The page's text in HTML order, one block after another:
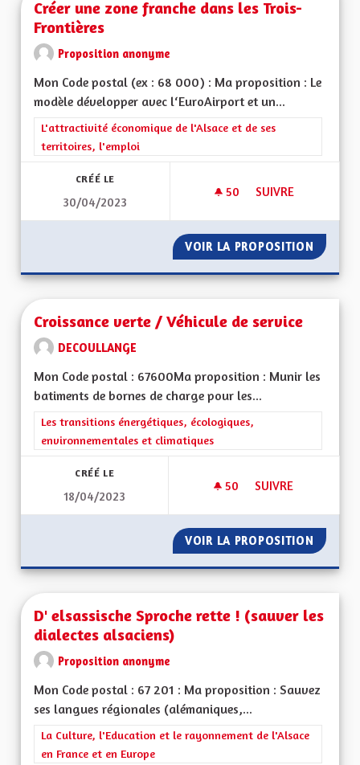
Créer une zone franche dans les Trois-
Frontières
Proposition anonyme
Mon Code postal (ex : 68 000) : Ma proposition : Le
modèle développer avec l‘EuroAirport et un...
Filtrer les résultats de la catégorie : L'attractivité
L'attractivité économique de l'Alsace et de ses
territoires, l'emploi
CRÉÉ LE
30/04/2023
50 50 ABONNÉS
SUIVRE
VOIR LA PROPOSITION
Croissance verte / Véhicule de service
DECOULLANGE
Mon Code postal : 67600Ma proposition : Munir les
batiments de bornes de charge pour les...
Filtrer les résultats de la catégorie : Les transitions
Les transitions énergétiques, écologiques,
environnementales et climatiques
CRÉÉ LE
18/04/2023
50 50 ABONNÉS
SUIVRE
VOIR LA PROPOSITION
D' elsassische Sproche rette ! (sauver les
dialectes alsaciens)
Proposition anonyme
Mon Code postal : 67 201 : Ma proposition : Sauvez
ses langues régionales (alémaniques,...
Filtrer les résultats de la catégorie : La Culture, l'Education et
La Culture, l'Education et le rayonnement de l'Alsace
en France et en Europe